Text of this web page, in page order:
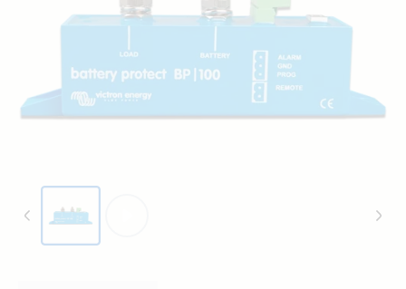
Laadklem. Bij gebruik met een belasting
Accuklem en bij gebruik met een lader
wordt de lader aangesloten op de
Accuklem.